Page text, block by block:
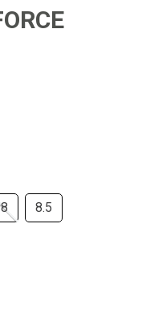
8 8.5